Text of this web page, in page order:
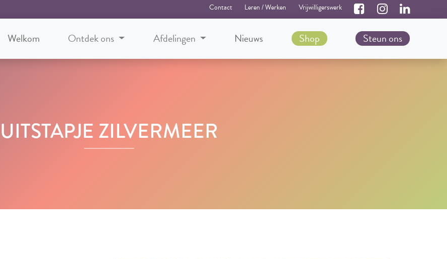
Contact Leren / Werken Vrijwilligerswerk
Welkom Ontdek ons Afdelingen Nieuws Shop Steun ons
UITSTAPJE ZILVERMEER